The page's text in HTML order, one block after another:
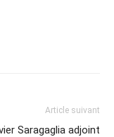
Article suivant
Saragaglia adjoint